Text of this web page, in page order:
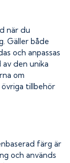
när du
Gäller både
och anpassas
den unika
om
tillbehör
färg är
och används